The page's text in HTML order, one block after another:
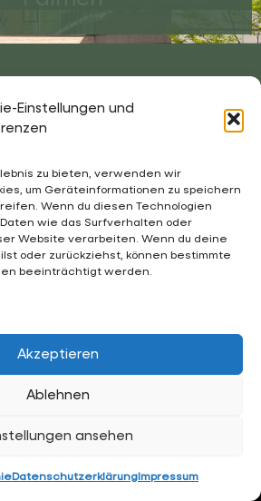
Einstellungen und
zu bieten, verwenden wir
um Geräteinformationen zu speichern
Wenn du diesen Technologien
wie das Surfverhalten oder
Website verarbeiten. Wenn du deine
oder zurückziehst, können bestimmte
beeinträchtigt werden.
Akzeptieren
Ablehnen
ansehen
Datenschutzerklärung Impressum
Über uns
- Häufig gestellte Fragen
Impressum
• Website-Design:Arne Hupe